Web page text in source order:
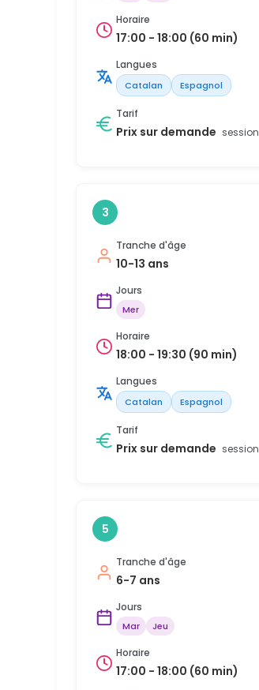
Horaire
17:00 - 18:00 (60 min)
Langues
Catalan Espagnol
Tarif
Prix sur demande session
3
Tranche d'âge
10-13 ans
Jours
Mer
Horaire
18:00 - 19:30 (90 min)
Langues
Catalan Espagnol
Tarif
Prix sur demande session
5
Tranche d'âge
6-7 ans
Jours
Mar Jeu
Horaire
17:00 - 18:00 (60 min)